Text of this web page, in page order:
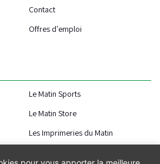
Contact
Offres d'emploi
Le Matin Sports
Le Matin Store
Les Imprimeries du Matin